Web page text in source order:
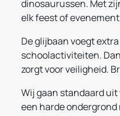
dinosaurussen. Met
elk feest of
De glijbaan voegt
schoolactiviteiten.
zorgt voor veiligheid.
Wij gaan standaard
een harde ondergrond